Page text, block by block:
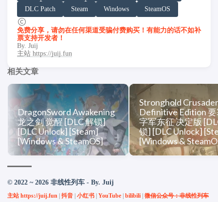
「非线性列车」原文链接：https://h.juij.fun/game/x4-
DLC Patch Steam Windows SteamOS
免费分享，请勿在任何渠道受骗付费购买！有能力的话不如补
票支持开发者！
By. Juij
主站 https://juij.fun
相关文章
DragonSword Awakening
龙之剑 觉醒 [DLC 解锁]
[DLC Unlock] [Steam]
[Windows & SteamOS]
Stronghold Crusader
Definitive Edition
字军东征 决定版
锁] [DLC Unlock]
[Windows &
© 2022 ~ 2026 非线性列车 - By. Juij
主站 https://juij.fun 抖音 小红书 YouTube bilibili 微信公众号：非线性列车